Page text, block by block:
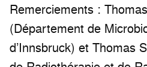
Remerciements :
(Département de
d’Innsbruck) et Thomas